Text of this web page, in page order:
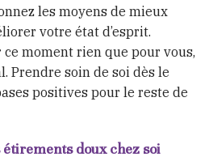
les moyens de mieux
votre état d’esprit.
ce moment rien que pour vous,
Prendre soin de soi dès le
positives pour le reste de
doux chez soi